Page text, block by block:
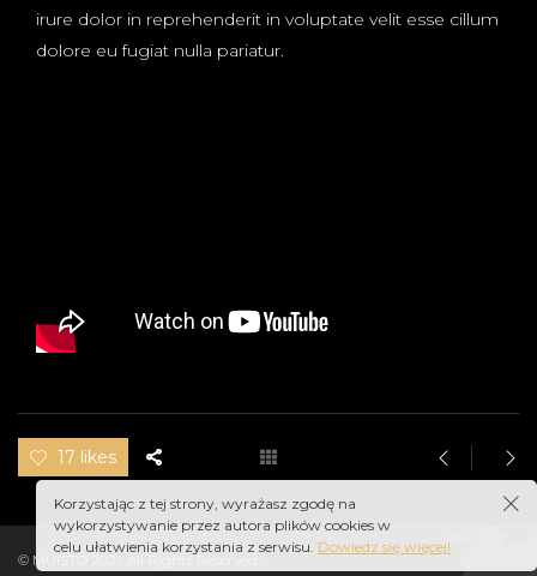
irure dolor in reprehenderit in voluptate velit esse cillum
dolore eu fugiat nulla pariatur.
17 likes
© MUISTO 2021. All Rights Reserved.
Korzystając z tej strony, wyrażasz zgodę na
wykorzystywanie przez autora plików cookies w
celu ułatwienia korzystania z serwisu. Dowiedz się więcej!